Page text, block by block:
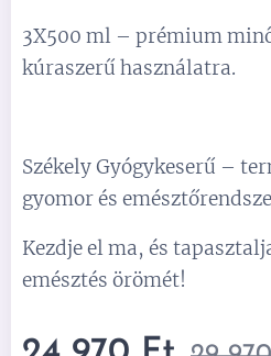
3X500 ml – prémium
kúraszerű használatra.
Székely Gyógykeserű –
gyomor és
Kezdje el ma, és
emésztés örömét!